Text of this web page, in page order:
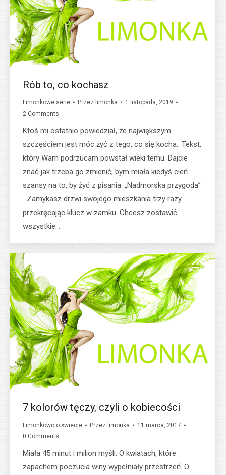
Rób to, co kochasz
Limonkowe serie Przez limonka
1 listopada, 2019
2 Comments
Ktoś mi ostatnio powiedział, że największym
szczęściem jest móc żyć z tego, co się kocha.. Tekst,
który Wam podrzucam powstał wieki temu. Dajcie
znać jak trzeba go zmienić, bym miała kiedyś cień
szansy na to, by żyć z pisania. „Nadmorska przygoda”
Zamykasz drzwi swojego mieszkania trzy razy
przekręcając klucz w zamku. Chcesz zostawić
wszystkie…
7 kolorów tęczy, czyli o kobiecości
Limonkowo o świecie Przez limonka
11 marca, 2017
0 Comments
Miała 45 minut i milion myśli. O kwiatach, które
zapachem poczucia winy wypełniały przestrzeń. O